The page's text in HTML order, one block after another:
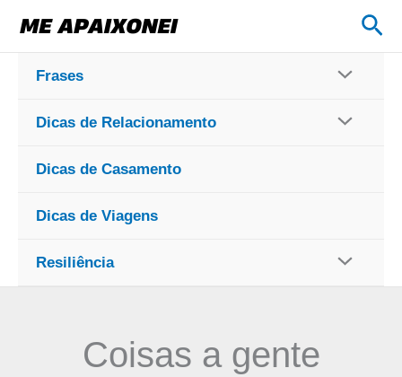
para
conteúdo
Frases
Dicas de Relacionamento
Dicas de Casamento
Dicas de Viagens
Resiliência
Coisas a gente